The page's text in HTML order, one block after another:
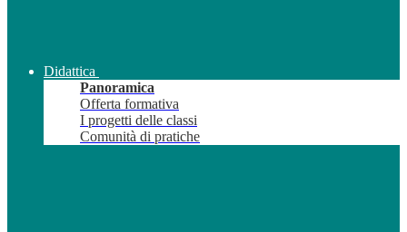
Didattica
Panoramica
Offerta formativa
I progetti delle classi
Comunità di pratiche